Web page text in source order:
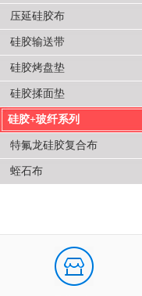
压延硅胶布
硅胶输送带
硅胶烤盘垫
硅胶揉面垫
硅胶+玻纤系列
特氟龙硅胶复合布
蛭石布